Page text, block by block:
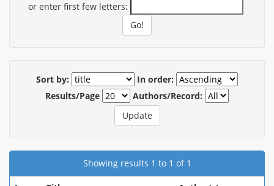
or enter first few letters:
Sort by:
In order:
Results/Page
Authors/Record:
Showing results 1 to 1 of 1